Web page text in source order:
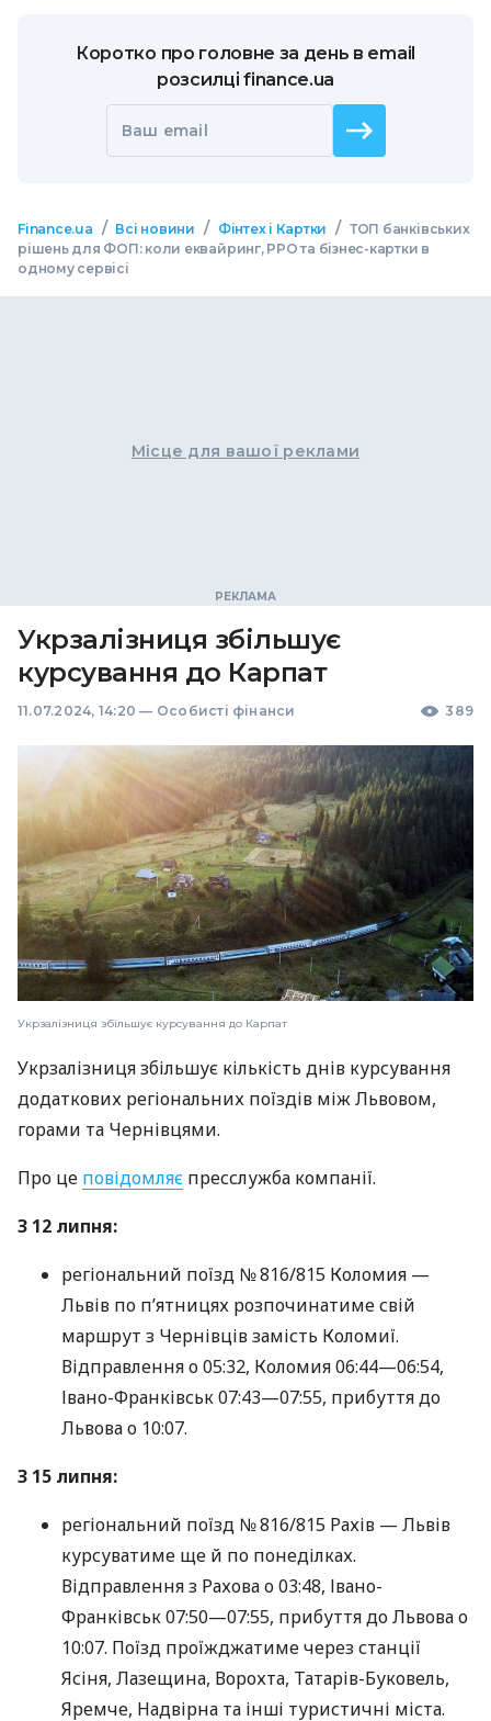
Коротко про головне за день в email
розсилці finance.ua
Ваш email
Finance.ua / Всі новини / Фінтех і Картки / ТОП банківських
рішень для ФОП: коли еквайринг, РРО та бізнес-картки в
одному сервісі
Місце для вашої реклами
Укрзалізниця збільшує
курсування до Карпат
11.07.2024, 14:20 — Особисті фінанси 389
Укрзалізниця збільшує курсування до Карпат
Укрзалізниця збільшує кількість днів курсування
додаткових регіональних поїздів між Львовом,
горами та Чернівцями.
Про це повідомляє пресслужба компанії.
З 12 липня:
регіональний поїзд № 816/815 Коломия —
Львів по пʼятницях розпочинатиме свій
маршрут з Чернівців замість Коломиї.
Відправлення о 05:32, Коломия06:44—06:54,
Івано-Франківськ07:43—07:55, прибуття до
Львова о 10:07.
З 15 липня:
регіональний поїзд № 816/815 Рахів — Львів
курсуватиме ще й по понеділках.
Відправлення з Рахова о 03:48, Івано-
Франківськ07:50—07:55, прибуття до Львова о
10:07. Поїзд проїжджатиме через станції
Ясіня, Лазещина, Ворохта, Татарів-Буковель,
Яремче, Надвірна та інші туристичні міста.